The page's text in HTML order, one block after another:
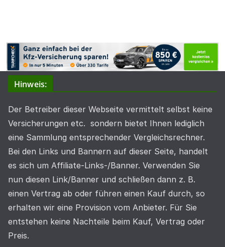
Hinweis:
Der Betreiber dieser Webseite vermittelt selbst keine
Versicherungen etc. sondern bietet Ihnen lediglich
eine Sammlung entsprechender Vergleichsrechner.
Bei den Links und Bannern auf dieser Seite, handelt
es sich um Affiliate-Links-/Banner. Verwenden Sie
nun diesen Link/Banner und schließen dann z. B.
einen Vertrag ab oder führen einen Kauf durch, so
erhalten wir eine Provision vom Anbieter. Für Sie
entstehen keine Nachteile beim Kauf, Vertrag oder
Preis.